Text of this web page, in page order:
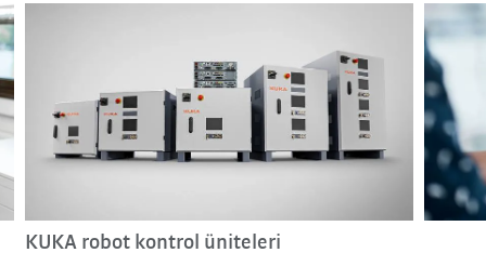
KUKA robot kontrol üniteleri